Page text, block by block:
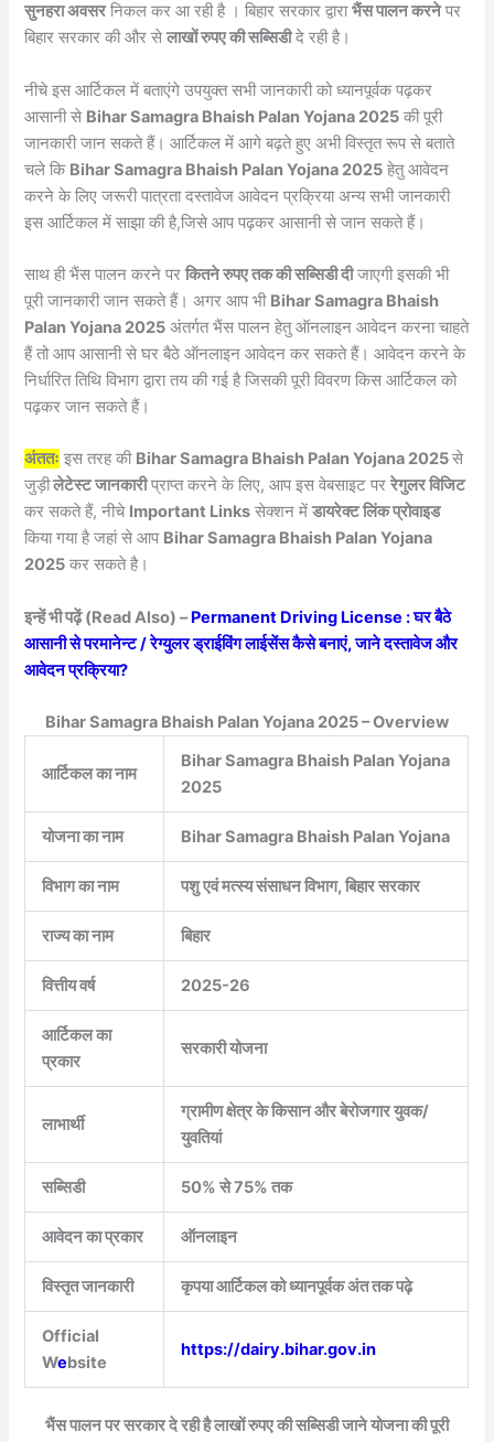
सुनहरा अवसरनिकल कर आ रही है । बिहार सरकार द्वाराभैंस पालन करनेपर
बिहार सरकार की और सेलाखों रुपए की सब्सिडीदे रही है।
नीचे इस आर्टिकल में बताएंगे उपयुक्त सभी जानकारी को ध्यानपूर्वक पढ़कर
आसानी से Bihar Samagra Bhaish Palan Yojana 2025 की पूरी
जानकारी जान सकते हैं। आर्टिकल में आगे बढ़ते हुए अभी विस्तृत रूप से बताते
चले कि Bihar Samagra Bhaish Palan Yojana 2025 हेतु आवेदन
करने के लिए जरूरी पात्रता दस्तावेज आवेदन प्रक्रिया अन्य सभी जानकारी
इस आर्टिकल में साझा की है,जिसे आप पढ़कर आसानी से जान सकते हैं।
साथ ही भैंस पालन करने परकितने रुपए तक की सब्सिडी दीजाएगी इसकी भी
पूरी जानकारी जान सकते हैं। अगर आप भी Bihar Samagra Bhaish
Palan Yojana 2025 अंतर्गत भैंस पालन हेतु ऑनलाइन आवेदन करना चाहते
हैं तो आप आसानी से घर बैठे ऑनलाइन आवेदन कर सकते हैं। आवेदन करने के
निर्धारित तिथि विभाग द्वारा तय की गई है जिसकी पूरी विवरण किस आर्टिकल को
पढ़कर जान सकते हैं।
अंततः इस तरह की Bihar Samagra Bhaish Palan Yojana 2025से
जुड़ीलेटेस्ट जानकारीप्राप्त करने के लिए, आप इस वेबसाइट पररेगुलर विजिट
कर सकते हैं, नीचे Important Links सेक्शन मेंडायरेक्ट लिंक प्रोवाइड
किया गया है जहां से आप Bihar Samagra Bhaish Palan Yojana
2025 कर सकते है।
इन्हें भी पढ़ें (Read Also) –Permanent Driving License : घर बैठे
आसानी से परमानेन्ट / रेग्युलर ड्राईविंग लाईसेंस कैसे बनाएं, जाने दस्तावेज और
आवेदन प्रक्रिया?
Bihar Samagra Bhaish Palan Yojana 2025 – Overview
आर्टिकल का नाम
Bihar Samagra Bhaish Palan Yojana
2025
योजना का नाम Bihar Samagra Bhaish Palan Yojana
विभाग का नाम पशु एवं मत्स्य संसाधन विभाग, बिहार सरकार
राज्य का नाम बिहार
वित्तीय वर्ष 2025-26
आर्टिकल का
प्रकार
सरकारी योजना
लाभार्थी
ग्रामीण क्षेत्र के किसान और बेरोजगार युवक/
युवतियां
सब्सिडी 50% से 75% तक
आवेदन का प्रकार ऑनलाइन
विस्तृत जानकारी कृपया आर्टिकल को ध्यानपूर्वक अंत तक पढ़े
Official
Website
https://dairy.bihar.gov.in
भैंस पालन पर सरकार दे रही है लाखों रुपए की सब्सिडी जाने योजना की पूरी